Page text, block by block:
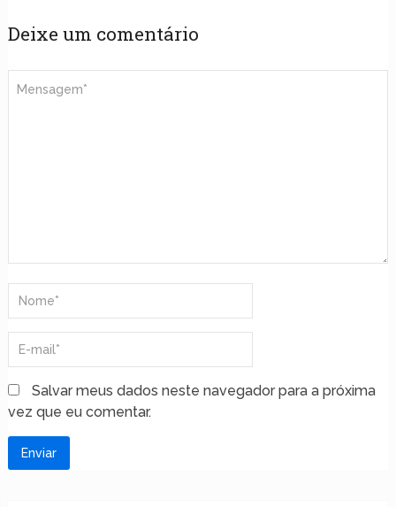
Deixe um comentário
Salvar meus dados neste navegador para a próxima
vez que eu comentar.